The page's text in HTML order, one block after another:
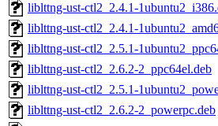
liblttng-ust-ctl2_2.4.1-
liblttng-ust-ctl2_2.4.1-
liblttng-ust-ctl2_2.5.1-
liblttng-ust-ctl2_2.6.2-2_ppc64el.deb
liblttng-ust-ctl2_2.5.1-
liblttng-ust-ctl2_2.6.2-2_powerpc.deb